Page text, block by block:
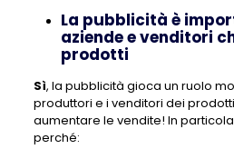
La pubblicità è
aziende e venditori
prodotti
Sì, la pubblicità gioca un ruolo
produttori e i venditori dei
aumentare le vendite! In
perché: